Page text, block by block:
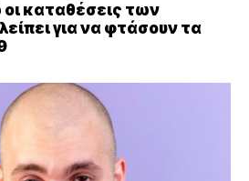
οι καταθέσεις των
για να φτάσουν τα